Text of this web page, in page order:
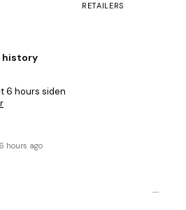
RETAILERS
history
6 hours siden
hours ago
—